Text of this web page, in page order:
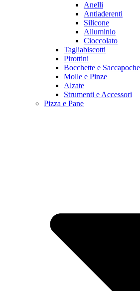
Anelli
Antiaderenti
Silicone
Alluminio
Cioccolato
Tagliabiscotti
Pirottini
Bocchette e Saccapoche
Molle e Pinze
Alzate
Strumenti e Accessori
Pizza e Pane